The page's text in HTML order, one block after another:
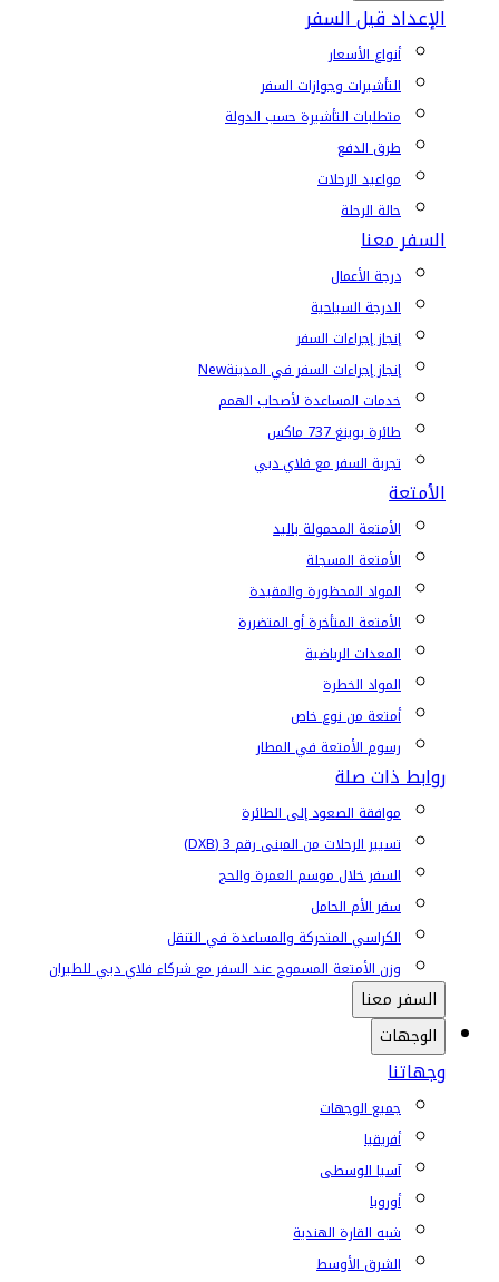
الإعداد قبل السفر
أنواع الأسعار
التأشيرات وجوازات السفر
متطلبات التأشيرة حسب الدولة
طرق الدفع
مواعيد الرحلات
حالة الرحلة
السفر معنا
درجة الأعمال
الدرجة السياحية
إنجاز إجراءات السفر
إنجاز إجراءات السفر في المدينةNew
خدمات المساعدة لأصحاب الهمم
طائرة بوينغ 737 ماكس
تجربة السفر مع فلاي دبي
الأمتعة
الأمتعة المحمولة باليد
الأمتعة المسجلة
المواد المحظورة والمقيدة
الأمتعة المتأخرة أو المتضررة
المعدات الرياضية
المواد الخطرة
أمتعة من نوع خاص
رسوم الأمتعة في المطار
روابط ذات صلة
موافقة الصعود إلى الطائرة
تسيير الرحلات من المبنى رقم 3 (DXB)
السفر خلال موسم العمرة والحج
سفر الأم الحامل
الكراسي المتحركة والمساعدة في التنقل
وزن الأمتعة المسموح عند السفر مع شركاء فلاي دبي للطيران
السفر معنا
الوجهات
وجهاتنا
جميع الوجهات
أفريقيا
آسيا الوسطى
أوروبا
شبه القارة الهندية
الشرق الأوسط